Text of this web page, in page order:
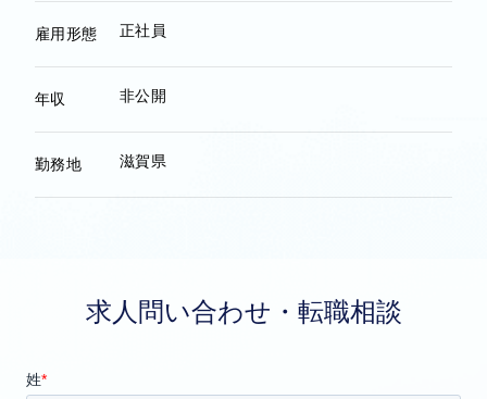
雇用形態 正社員
年収 非公開
勤務地 滋賀県
求人問い合わせ・転職相談